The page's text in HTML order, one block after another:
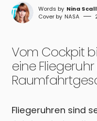
Nina
NASA
Vom Cockpit
eine
Fliegeruhren sind seit über einem